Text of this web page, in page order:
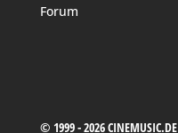
Forum
© 1999 - 2026 CINEMUSIC.DE